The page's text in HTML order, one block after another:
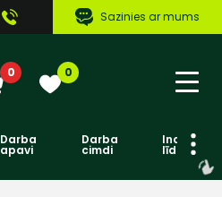
Sazinies ar mums
0 0
Darba
apavi
Darba
cimdi līdzekļi